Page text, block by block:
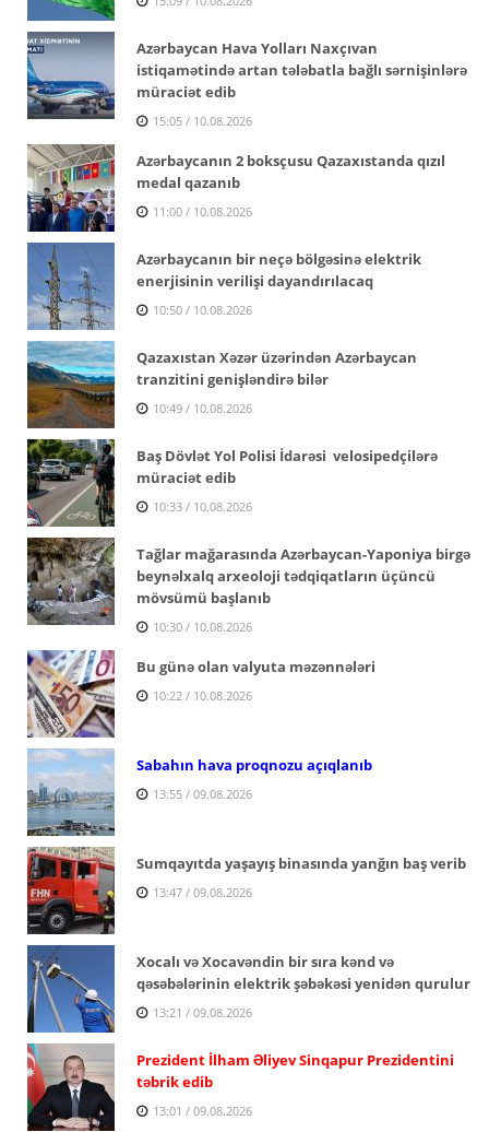
Azərbaycan Hava Yolları Naxçıvan
istiqamətində artan tələbatla bağlı sərnişinlərə
müraciət edib
15:05 / 10.08.2026
Azərbaycanın 2 boksçusu Qazaxıstanda qızıl
medal qazanıb
11:00 / 10.08.2026
Azərbaycanın bir neçə bölgəsinə elektrik
enerjisinin verilişi dayandırılacaq
10:50 / 10.08.2026
Qazaxıstan Xəzər üzərindən Azərbaycan
tranzitini genişləndirə bilər
10:49 / 10.08.2026
Baş Dövlət Yol Polisi İdarəsi velosipedçilərə
müraciət edib
10:33 / 10.08.2026
Tağlar mağarasında Azərbaycan-Yaponiya birgə
beynəlxalq arxeoloji tədqiqatların üçüncü
mövsümü başlanıb
10:30 / 10.08.2026
Bu günə olan valyuta məzənnələri
10:22 / 10.08.2026
Sabahın hava proqnozu açıqlanıb
13:55 / 09.08.2026
Sumqayıtda yaşayış binasında yanğın baş verib
13:47 / 09.08.2026
Xocalı və Xocavəndin bir sıra kənd və
qəsəbələrinin elektrik şəbəkəsi yenidən qurulur
13:21 / 09.08.2026
Prezident İlham Əliyev Sinqapur Prezidentini
təbrik edib
13:01 / 09.08.2026